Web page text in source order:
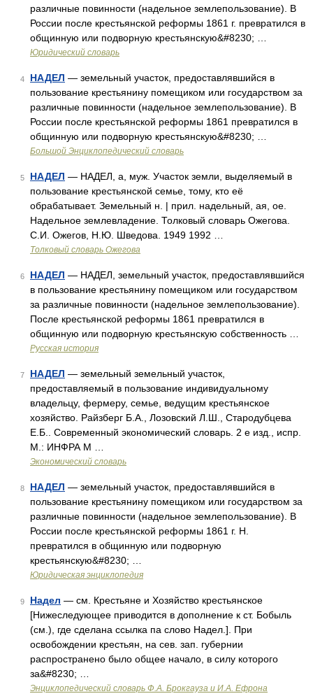
различные повинности (надельное землепользование). В
России после крестьянской реформы 1861 г. превратился в
общинную или подворную крестьянскую&#8230; …
Юридический словарь
4 НАДЕЛ — земельный участок, предоставлявшийся в
пользование крестьянину помещиком или государством за
различные повинности (надельное землепользование). В
России после крестьянской реформы 1861 превратился в
общинную или подворную крестьянскую&#8230; …
Большой Энциклопедический словарь
5 НАДЕЛ — НАДЕЛ, а, муж. Участок земли, выделяемый в
пользование крестьянской семье, тому, кто её
обрабатывает. Земельный н. | прил. надельный, ая, ое.
Надельное землевладение. Толковый словарь Ожегова.
С.И. Ожегов, Н.Ю. Шведова. 1949 1992 …
Толковый словарь Ожегова
6 НАДЕЛ — НАДЕЛ, земельный участок, предоставлявшийся
в пользование крестьянину помещиком или государством
за различные повинности (надельное землепользование).
После крестьянской реформы 1861 превратился в
общинную или подворную крестьянскую собственность …
Русская история
7 НАДЕЛ — земельный земельный участок,
предоставляемый в пользование индивидуальному
владельцу, фермеру, семье, ведущим крестьянское
хозяйство. Райзберг Б.А., Лозовский Л.Ш., Стародубцева
Е.Б.. Современный экономический словарь. 2 е изд., испр.
М.: ИНФРА М …
Экономический словарь
8 НАДЕЛ — земельный участок, предоставлявшийся в
пользование крестьянину помещиком или государством за
различные повинности (надельное землепользование). В
России после крестьянской реформы 1861 г. Н.
превратился в общинную или подворную
крестьянскую&#8230; …
Юридическая энциклопедия
9 Надел — см. Крестьяне и Хозяйство крестьянское
[Нижеследующее приводится в дополнение к ст. Бобыль
(см.), где сделана ссылка па слово Надел.]. При
освобождении крестьян, на сев. зап. губернии
распространено было общее начало, в силу которого
за&#8230; …
Энциклопедический словарь Ф.А. Брокгауза и И.А. Ефрона